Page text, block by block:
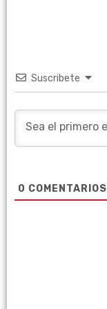
Suscribete
0 COMENTARIOS